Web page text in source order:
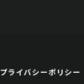
プライバシーポリシー